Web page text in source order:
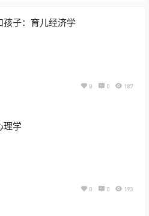
孩子：育儿经济学
0 0 187
理学
0 0 193